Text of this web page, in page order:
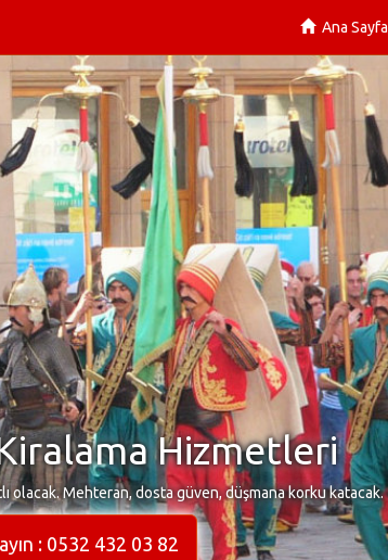
Ana Sayfa
Hizmetleri
olacak. Mehteran, dosta güven, düşmana korku katacak.
: 0532 432 03 82